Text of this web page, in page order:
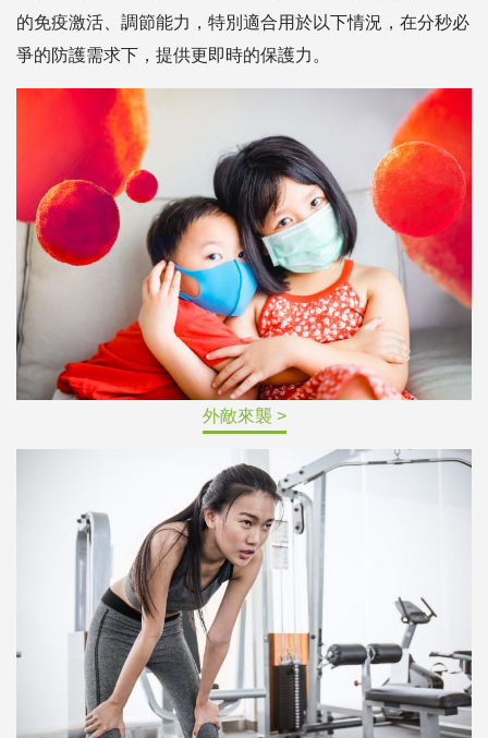
外敵來襲 >
的免疫激活、調節能力，特別適合用於以下情況，在分秒必
爭的防護需求下，提供更即時的保護力。